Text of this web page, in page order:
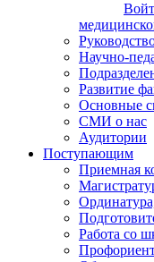
Научно-
Развитие
Основные
СМИ о нас
Аудитории
Поступающим
Приемная
Работа со